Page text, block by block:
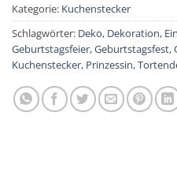
Kategorie: Kuchenstecker
Schlagwörter: Deko, Dekoration,
Geburtstagsfeier,Geburtstagsfest,
Kuchenstecker, Prinzessin,